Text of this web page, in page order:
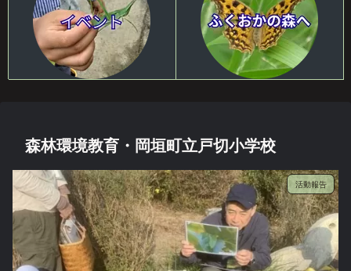
森林環境教育・岡垣町立戸切小学校
活動報告